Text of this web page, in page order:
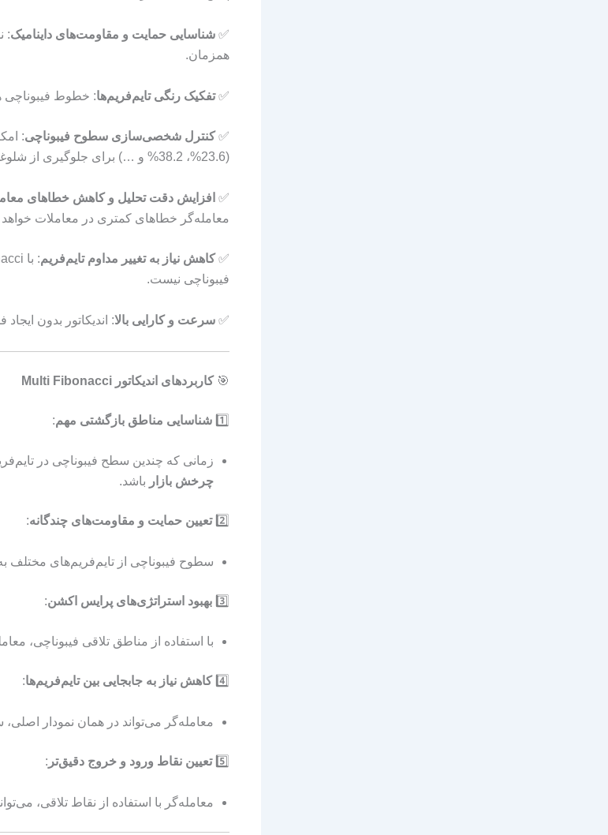
✅ شناسایی حمایت و مقاومت‌های داینامیک:
همزمان.
✅تفکیک رنگی تایم‌فریم‌ها: خطوط فیبوناچی
✅کنترل شخصی‌سازی سطوح فیبوناچی:
(23.6%، 38.2% و …) برای جلوگیری از شلوغی نمودار.
✅ افزایش دقت تحلیل و کاهش خطاهای
معامله‌گر خطاهای کمتری در معاملات
✅کاهش نیاز به تغییر مداوم تایم‌فریم
فیبوناچی نیست.
✅ سرعت و کارایی بالا: اندیکاتور بدون
🎯کاربردهای اندیکاتور Multi Fibonacci
1️⃣ شناسایی مناطق بازگشتی مهم:
زمانی که چندین سطح فیبوناچی در
چرخش بازار باشد.
2️⃣ تعیین حمایت و مقاومت‌های چندگانه:
سطوح فیبوناچی از تایم‌فریم‌های مختلف
3️⃣ بهبود استراتژی‌های پرایس اکشن:
با استفاده از مناطق تلاقی فیبوناچی،
4️⃣ کاهش نیاز به جابجایی بین تایم‌فریم‌ها:
معامله‌گر می‌تواند در همان نمودار
5️⃣ تعیین نقاط ورود و خروج دقیق‌تر :
معامله‌گر با استفاده از نقاط تلاقی،